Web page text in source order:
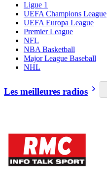
Ligue 1
UEFA Champions League
UEFA Europa League
Premier League
NFL
NBA Basketball
Major League Baseball
NHL
Les meilleures radios